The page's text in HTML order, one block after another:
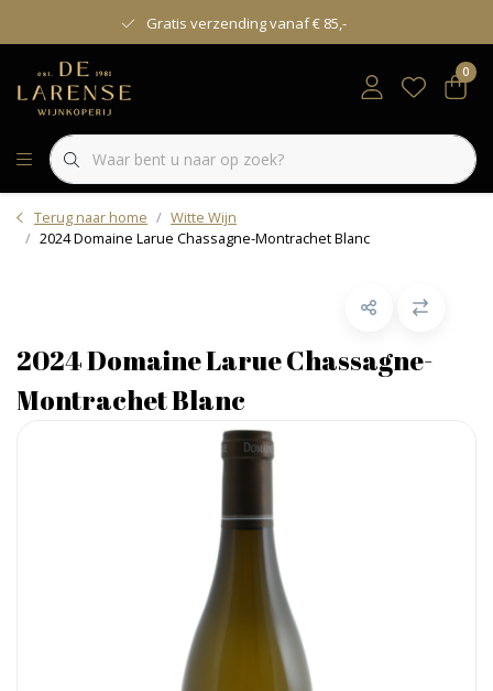
Gratis verzending vanaf € 85,-
0
Terug naar home
Witte Wijn
2024 Domaine Larue Chassagne-Montrachet Blanc
2024 Domaine Larue Chassagne-
Montrachet Blanc